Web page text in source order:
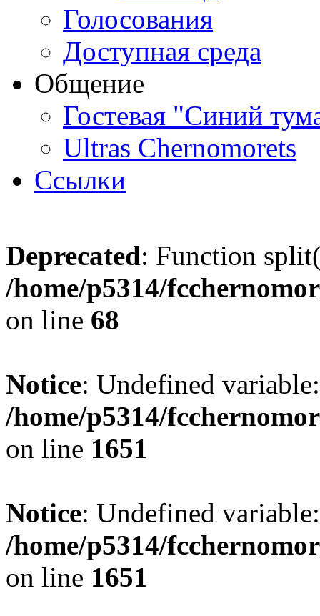
Голосования
Доступная среда
Общение
Гостевая "Синий
Ultras Chernomorets
Ссылки
Deprecated: Function
/home/p5314/
on line 68
Notice: Undefined
/home/p5314/
on line 1651
Notice: Undefined
/home/p5314/
on line 1651